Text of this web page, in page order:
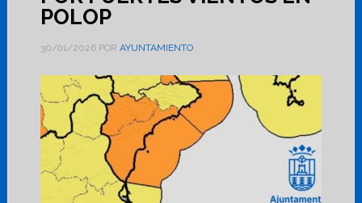
POLOP
30/01/2026POR AYUNTAMIENTO